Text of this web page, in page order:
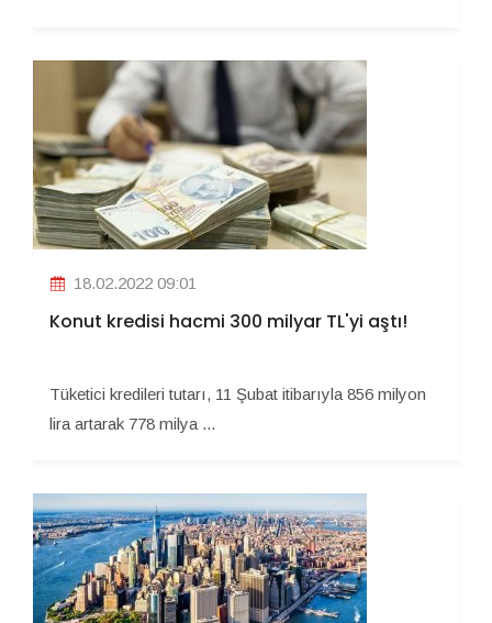
18.02.2022 09:01
Konut kredisi hacmi 300 milyar TL'yi aştı!
Tüketici kredileri tutarı, 11 Şubat itibarıyla 856 milyon
lira artarak 778 milya ...